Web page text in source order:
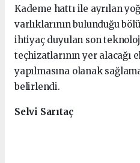
Kademe hattı ile ayrılan
varlıklarının bulunduğu
ihtiyaç duyulan son
teçhizatlarının yer alacağı
yapılmasına olanak
belirlendi.
Selvi Sarıtaç